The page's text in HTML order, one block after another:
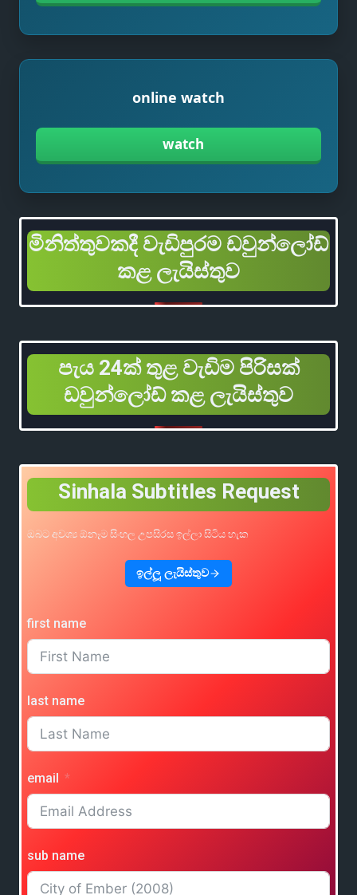
online watch
watch
මිනිත්තුවකදී වැඩිපුරම ඩවුන්ලෝඩ්
කළ ලැයිස්තුව
පැය 24ක් තුළ වැඩිම පිරිසක්
ඩවුන්ලෝඩ් කළ ලැයිස්තුව
Sinhala Subtitles Request
ඔබට අවශ්‍ය ඕනෑම සිංහල උපසිරස ඉල්ලා සිටිය හැක
ඉල්ලූ ලැයිස්තුව
first name
last name
email
sub name